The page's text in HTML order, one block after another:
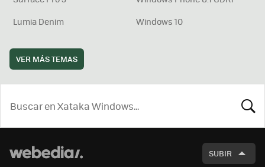
Lumia Denim
Windows 10
VER MÁS TEMAS
SUBIR